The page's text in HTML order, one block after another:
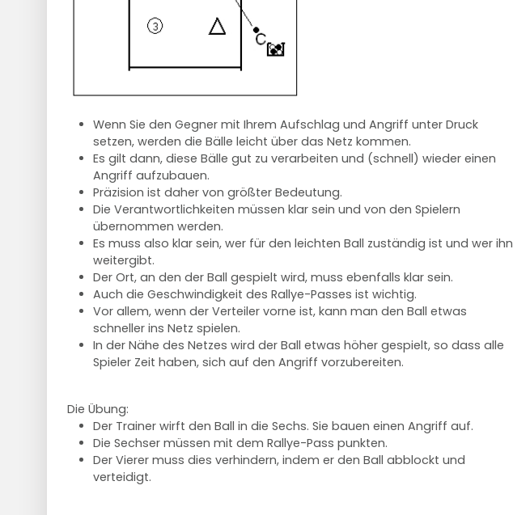
Wenn Sie den Gegner mit Ihrem Aufschlag und Angriff unter Druck
setzen, werden die Bälle leicht über das Netz kommen.
Es gilt dann, diese Bälle gut zu verarbeiten und (schnell) wieder einen
Angriff aufzubauen.
Präzision ist daher von größter Bedeutung.
Die Verantwortlichkeiten müssen klar sein und von den Spielern
übernommen werden.
Es muss also klar sein, wer für den leichten Ball zuständig ist und wer ihn
weitergibt.
Der Ort, an den der Ball gespielt wird, muss ebenfalls klar sein.
Auch die Geschwindigkeit des Rallye-Passes ist wichtig.
Vor allem, wenn der Verteiler vorne ist, kann man den Ball etwas
schneller ins Netz spielen.
In der Nähe des Netzes wird der Ball etwas höher gespielt, so dass alle
Spieler Zeit haben, sich auf den Angriff vorzubereiten.
Die Übung:
Der Trainer wirft den Ball in die Sechs. Sie bauen einen Angriff auf.
Die Sechser müssen mit dem Rallye-Pass punkten.
Der Vierer muss dies verhindern, indem er den Ball abblockt und
verteidigt.